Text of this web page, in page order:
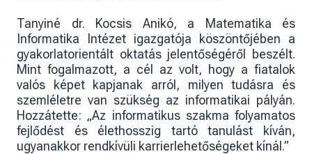
Tanyiné dr. Kocsis Anikó, a Matematika és
Informatika Intézet igazgatója köszöntőjében a
gyakorlatorientált oktatás jelentőségéről beszélt.
Mint fogalmazott, a cél az volt, hogy a fiatalok
valós képet kapjanak arról, milyen tudásra és
szemléletre van szükség az informatikai pályán.
Hozzátette: „Az informatikus szakma folyamatos
fejlődést és élethosszig tartó tanulást kíván,
ugyanakkor rendkívüli karrierlehetőségeket kínál.”